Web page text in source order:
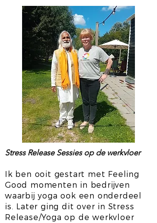
Stress Release Sessies op de werkvloer
Ik ben ooit gestart met Feeling
Good momenten in bedrijven
waarbij yoga ook een onderdeel
is. Later ging dit over in Stress
Release/Yoga op de werkvloer